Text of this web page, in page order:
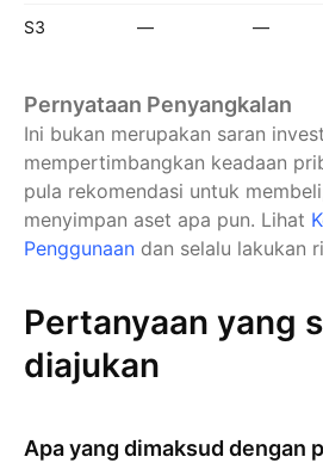
S3 — —
Pernyataan Penyangkalan
Ini bukan merupakan saran
mempertimbangkan keadaan
pula rekomendasi untuk
menyimpan aset apa pun. Lihat
Penggunaan dan selalu lakukan
Pertanyaan yang
diajukan
Apa yang dimaksud dengan